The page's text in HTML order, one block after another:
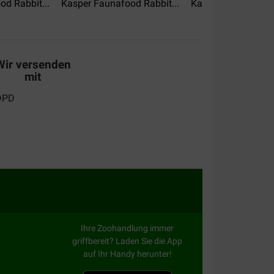
Rabbit... Kasper Faunafood Rabbit... Kasper
versenden
mit
Ihre Zoohandlung immer
griffbereit? Laden Sie die App
auf Ihr Handy herunter!